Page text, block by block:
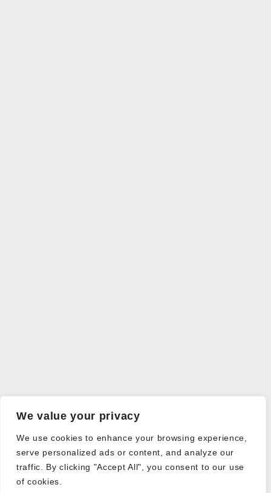
We value your privacy
We use cookies to enhance your browsing experience,
serve personalized ads or content, and analyze our
traffic. By clicking "Accept All", you consent to our use
of cookies.